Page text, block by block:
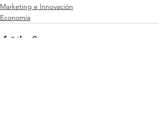
Marketing e Innovación
Economía